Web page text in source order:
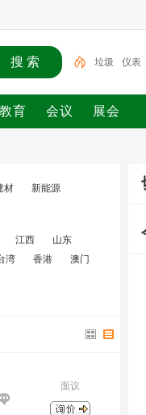
垃圾 仪表
金海 风淋
教育 会议 展会
材
新能源
江西
山东
湾 香港 澳门
面议